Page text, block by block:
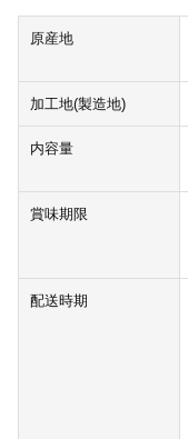
原産地
加工地(製造地)
内容量
賞味期限
配送時期